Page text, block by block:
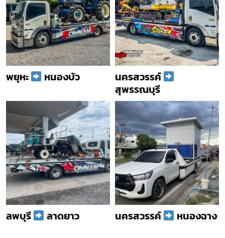
พยุหะ หนองบัว
นครสวรรค์
สุพรรณบุรี
ลพบุรี ลาดยาว นครสวรรค์ หนองฉาง